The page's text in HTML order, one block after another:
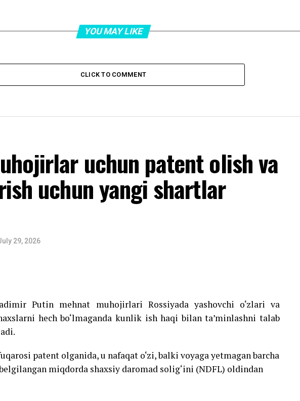
YOU MAY LIKE
CLICK TO COMMENT
uchun patent olish va
uchun yangi shartlar
29, 2026
Putin mehnat muhojirlari Rossiyada yashovchi o‘zlari va
hech bo‘lmaganda kunlik ish haqi bilan ta’minlashni talab
patent olganida, u nafaqat o‘zi, balki voyaga yetmagan barcha
miqdorda shaxsiy daromad solig‘ini (NDFL) oldindan